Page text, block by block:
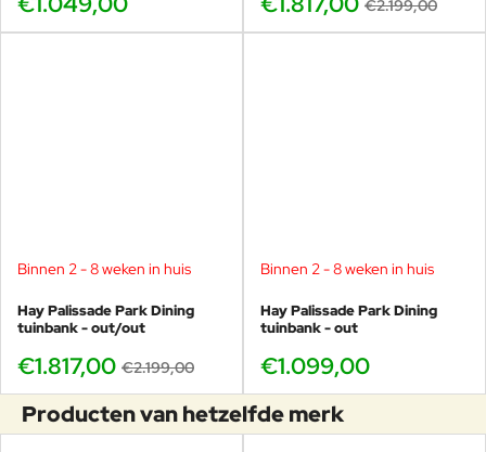
€2.199,00
-17%
Binnen 2 - 8 weken in huis
Hay Palissade Park Dining
tuinbank - out/out
€1.817,00 €2.199,00
Binnen 2 - 8 weken in huis
Hay Palissade Park Dining
tuinbank - out
€1.099,00
Producten van hetzelfde merk